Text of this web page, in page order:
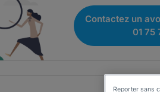
Contactez un
01 75
Reporter sans